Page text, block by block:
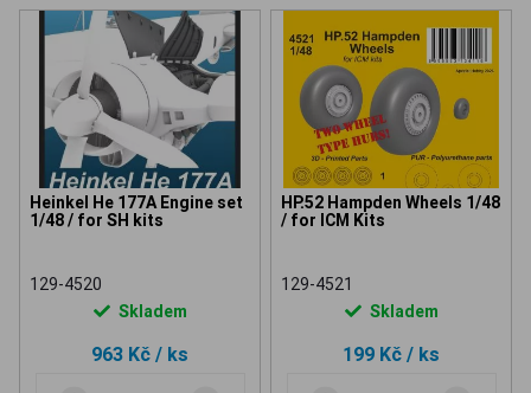
Heinkel He 177A Engine set
1/48 / for SH kits
129-4520
Skladem
963 Kč / ks
HP.52 Hampden Wheels 1/48
/ for ICM Kits
129-4521
Skladem
199 Kč / ks